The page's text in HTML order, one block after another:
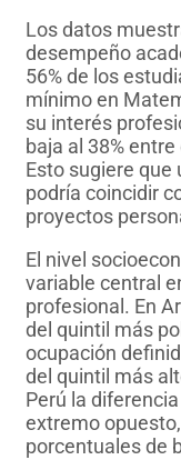
Los datos
desempeño
56% de los
mínimo en
su interés
baja al 38%
Esto sugiere
podría coincidir
proyectos
El nivel
variable central
profesional. En
del quintil más
ocupación
del quintil más
Perú la
extremo
porcentuales de